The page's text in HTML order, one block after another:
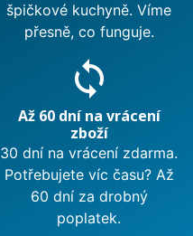
špičkové kuchyně. Víme
přesně, co funguje.
sync
Až 60 dní na vrácení
zboží
30 dní na vrácení zdarma.
Potřebujete víc času? Až
60 dní za drobný
poplatek.